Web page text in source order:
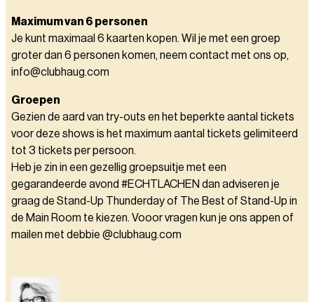
Maximum van 6 personen
Je kunt maximaal 6 kaarten kopen. Wil je met een groep
groter dan 6 personen komen, neem contact met ons op,
info@clubhaug.com
Groepen
Gezien de aard van try-outs en het beperkte aantal tickets
voor deze shows is het maximum aantal tickets gelimiteerd
tot 3 tickets per persoon.
Heb je zin in een gezellig groepsuitje met een
gegarandeerde avond #ECHTLACHEN dan adviseren je
graag de Stand-Up Thunderday of The Best of Stand-Up in
de Main Room te kiezen. Vooor vragen kun je ons appen of
mailen met debbie @clubhaug.com